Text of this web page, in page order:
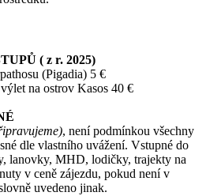
( z r. 2025)
(Pigadia) 5 €
na ostrov Kasos 40 €
, není podmínkou všechny
dle vlastního uvážení. Vstupné do
lanovky, MHD, lodičky, trajekty na
v ceně zájezdu, pokud není v
uvedeno jinak.